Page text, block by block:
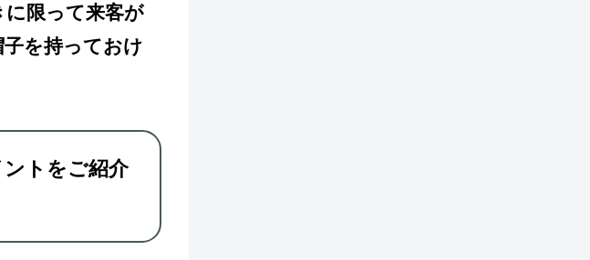
限って来客が
を持っておけ
トをご紹介